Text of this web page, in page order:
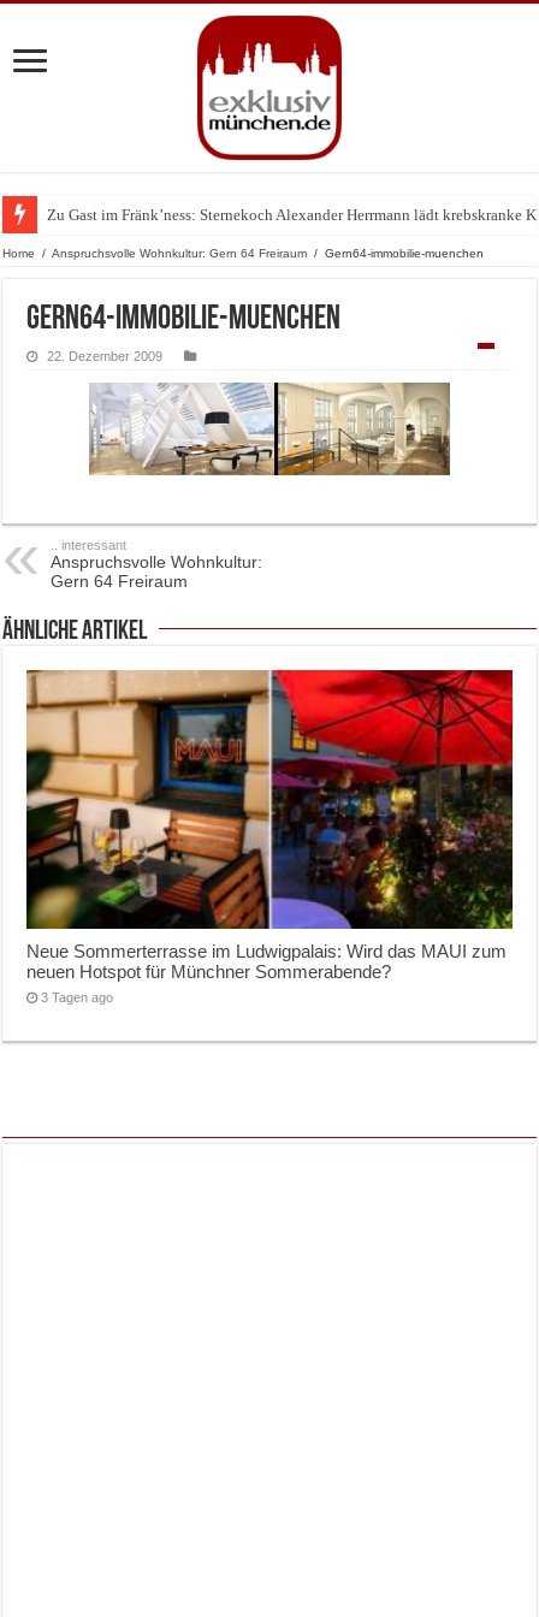
Zu Gast im Fränk’ness: Sternekoch Alexander Herrmann lädt krebskranke
Warum München gerade zum Treffpunkt der Lingerie-Branche wurde
Home / Anspruchsvolle Wohnkultur: Gern 64 Freiraum / Gern64-immobilie-muenchen
Gern64-immobilie-muenchen
22. Dezember 2009
.. interessant
Anspruchsvolle Wohnkultur:
Gern 64 Freiraum
ähnliche Artikel
Neue Sommerterrasse im Ludwigpalais: Wird das MAUI zum
neuen Hotspot für Münchner Sommerabende?
3 Tagen ago